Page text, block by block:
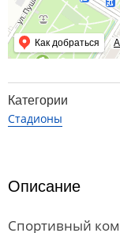
Как добраться
Категории
Стадионы
Описание
Спортивный